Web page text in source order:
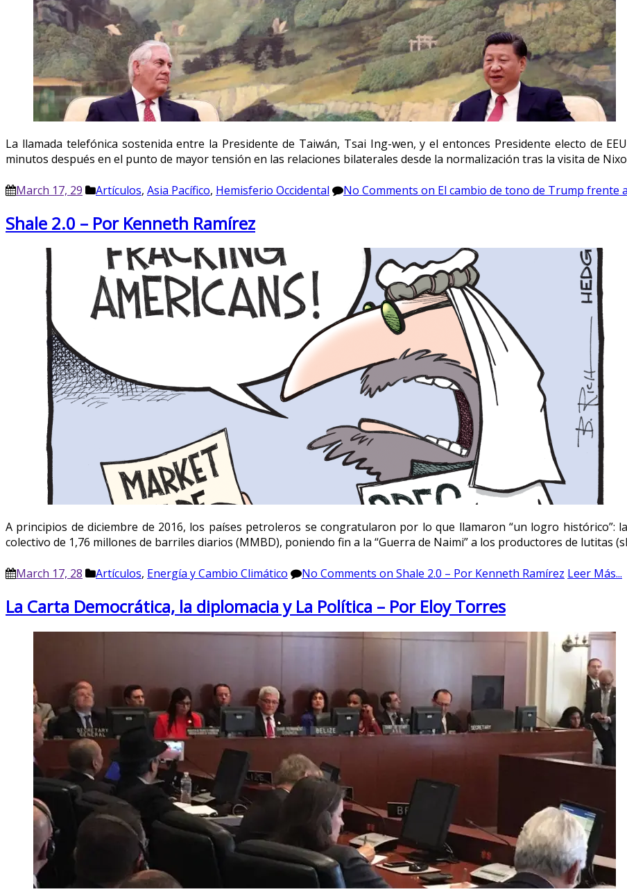
La llamada telefónica sostenida entre la Presidente de Taiwán, Tsai Ing-wen, y el entonces Presidente electo de
minutos después en el punto de mayor tensión en las relaciones bilaterales desde la normalización tras la visita de
March 17, 29 Artículos, Asia Pacífico, Hemisferio Occidental No Comments on El cambio de tono de Trump frente
Shale 2.0 – Por Kenneth Ramírez
A principios de diciembre de 2016, los países petroleros se congratularon por lo que llamaron “un logro histórico”:
colectivo de 1,76 millones de barriles diarios (MMBD), poniendo fin a la “Guerra de Naimi” a los productores de lutitas
March 17, 28 Artículos, Energía y Cambio Climático No Comments on Shale 2.0 – Por Kenneth Ramírez Leer Más...
La Carta Democrática, la diplomacia y La Política – Por Eloy Torres